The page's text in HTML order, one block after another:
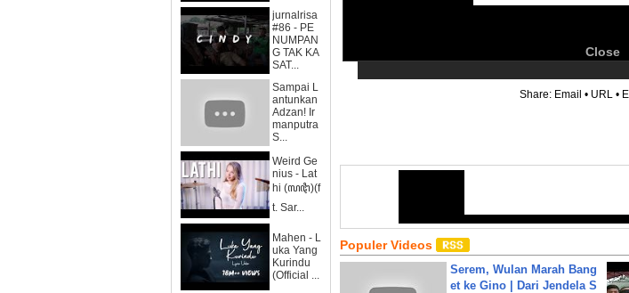
jurnalrisa
#86 - PE
NUMPAN
G TAK KA
SAT...
Sampai L
antunkan
Adzan! Ir
manputra
S...
Weird Ge
nius - Lat
hi (ꦭꦛꦶ)(f
t. Sar...
Mahen - L
uka Yang
Kurindu
(Official ...
Close
Share: Email • URL •
Populer Videos
Serem, Wulan Marah Bang
et ke Gino | Dari Jendela S